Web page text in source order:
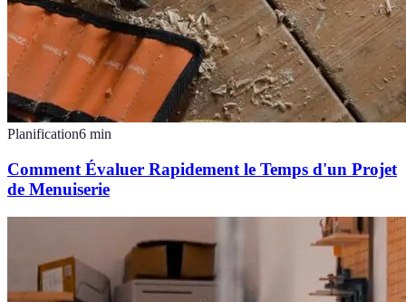
Planification6 min
Comment Évaluer Rapidement le Temps d'un Projet
de Menuiserie